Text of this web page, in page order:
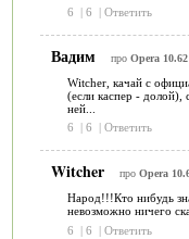
6
| 6 | Ответить
Вадим про Opera
Witcher, качай с
(если каспер - долой),
ней...
6
| 6 | Ответить
Witcher про Opera
Народ!!!Кто нибудь
невозможно ничего
6
| 6 | Ответить